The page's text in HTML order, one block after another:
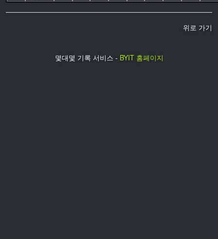
위로 가기
몇대몇 기록 서비스 - BYIT 홈페이지